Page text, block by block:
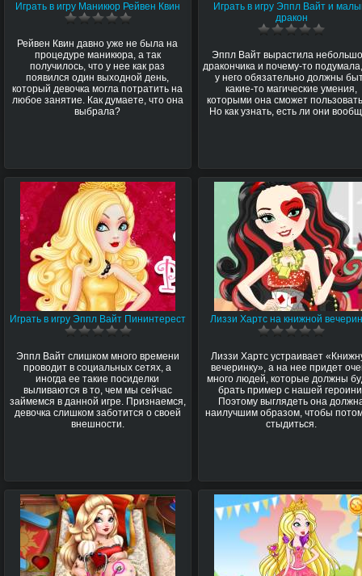
Играть в игру Маникюр Рейвен Квин
Рейвен Квин давно уже не была на
процедуре маникюра, а так
получилось, что у нее как раз
появился один выходной день,
который девочка могла потратить на
любое занятие. Как думаете, что она
выбрала?
Играть в игру Эппл Вайт и
дракон
Эппл Вайт вырастила
дракончика и почему-то
у него обязательно должны
какие-то магические умения,
которыми она сможет
Но как узнать, есть ли они
Играть в игру Эппл Вайт Пининтерест
Эппл Вайт слишком много времени
проводит в социальных сетях, а
иногда ее такие посиделки
выливаются в то, чем мы сейчас
займемся в данной игре. Признаемся,
девочка слишком заботится о своей
внешности.
Лиззи Хартс на книжной
Лиззи Хартс устраивает
вечеринку», а на нее придет
много людей, которые должны
брать пример с нашей
Поэтому выглядеть она
наилучшим образом, чтобы
стыдиться.